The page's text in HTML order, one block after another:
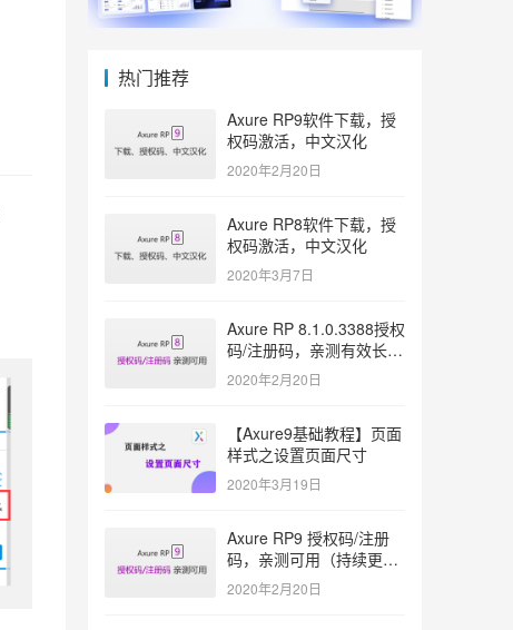
热门推荐
Axure RP9软件下载，授
权码激活，中文汉化
2020年2月20日
Axure RP8软件下载，授
权码激活，中文汉化
2020年3月7日
Axure RP 8.1.0.3388授权
码/注册码，亲测有效长久
激活
2020年2月20日
【Axure9基础教程】页面
样式之设置页面尺寸
2020年3月19日
Axure RP9 授权码/注册
码，亲测可用（持续更
新）
2020年2月20日